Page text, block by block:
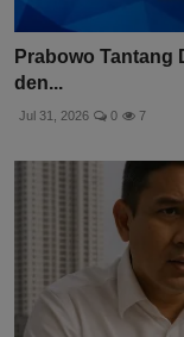
Prabowo Tantang
den...
Jul 31, 2026 0 7